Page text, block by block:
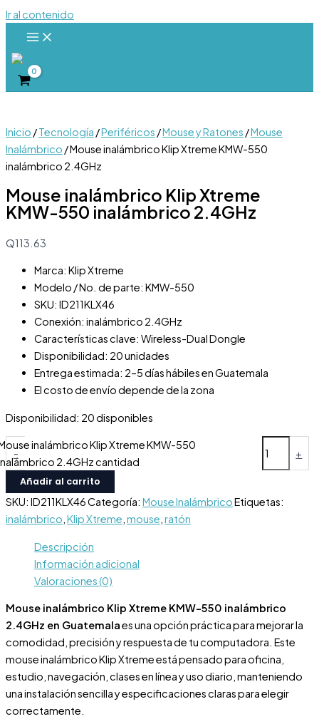
Ir al contenido
Inicio /Tecnología /Periféricos /Mouse y Ratones /Mouse
Inalámbrico / Mouse inalámbrico Klip Xtreme KMW-550
inalámbrico 2.4GHz
Mouse inalámbrico Klip Xtreme
KMW-550 inalámbrico 2.4GHz
Q113.63
Marca: Klip Xtreme
Modelo / No. de parte: KMW-550
SKU: ID211KLX46
Conexión: inalámbrico 2.4GHz
Características clave: Wireless-Dual Dongle
Disponibilidad: 20 unidades
Entrega estimada: 2–5 días hábiles en Guatemala
El costo de envío depende de la zona
Disponibilidad: 20 disponibles
-
inalámbrico Klip Xtreme KMW-550
2.4GHz cantidad
+
Añadir al carrito
SKU: ID211KLX46Categoría: Mouse InalámbricoEtiquetas:
inalámbrico,Klip Xtreme,mouse,ratón
Descripción
Información adicional
Valoraciones (0)
Mouse inalámbrico Klip Xtreme KMW-550 inalámbrico
2.4GHz en Guatemalaes una opción práctica para mejorar la
comodidad, precisión y respuesta de tu computadora. Este
mouse inalámbrico Klip Xtreme está pensado para oficina,
estudio, navegación, clases en línea y uso diario, manteniendo
una instalación sencilla y especificaciones claras para elegir
correctamente.